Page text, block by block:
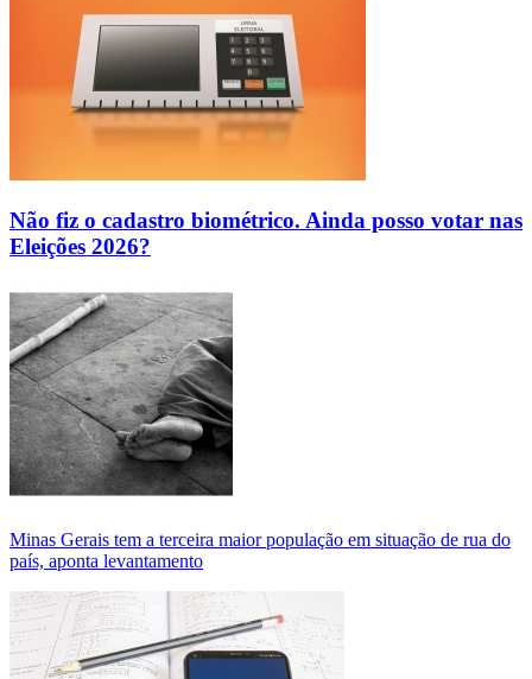
Não fiz o cadastro biométrico. Ainda posso votar nas
Eleições 2026?
Minas Gerais tem a terceira maior população em situação de rua do
país, aponta levantamento